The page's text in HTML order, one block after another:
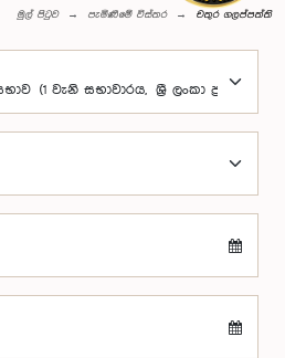
මුල් පිටුව පැමිණීමේ විස්තර චතුර ගලප්පත්ති